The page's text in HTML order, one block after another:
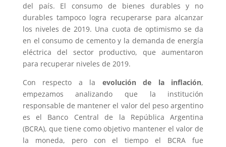
del país. El consumo de bienes durables y no
durables tampoco logra recuperarse para alcanzar
los niveles de 2019. Una cuota de optimismo se da
en el consumo de cemento y la demanda de energía
eléctrica del sector productivo, que aumentaron
para recuperar niveles de 2019.
Con respecto a la evolución de la inflación,
empezamos analizando que la institución
responsable de mantener el valor del peso argentino
es el Banco Central de la República Argentina
(BCRA), que tiene como objetivo mantener el valor de
la moneda, pero con el tiempo el BCRA fue